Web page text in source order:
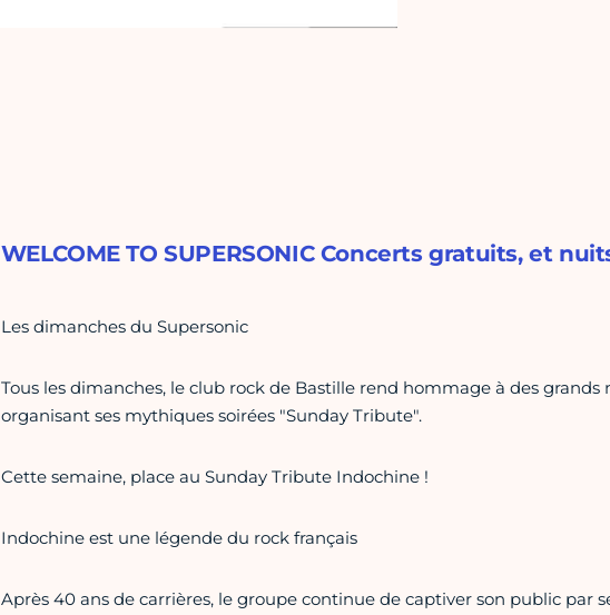
WELCOME TO SUPERSONIC Concerts gratuits, et
Les dimanches du Supersonic
Tous les dimanches, le club rock de Bastille rend hommage à des grands
organisant ses mythiques soirées "Sunday Tribute".
Cette semaine, place au Sunday Tribute Indochine !
Indochine est une légende du rock français
Après 40 ans de carrières, le groupe continue de captiver son public par